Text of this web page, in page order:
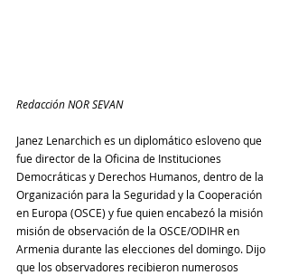
Redacción NOR SEVAN
Janez Lenarchich es un diplomático esloveno que
fue director de la Oficina de Instituciones
Democráticas y Derechos Humanos, dentro de la
Organización para la Seguridad y la Cooperación
en Europa (OSCE) y fue quien encabezó la misión
misión de observación de la OSCE/ODIHR en
Armenia durante las elecciones del domingo. Dijo
que los observadores recibieron numerosos